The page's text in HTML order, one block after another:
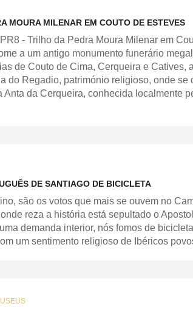
MOURA MILENAR EM COUTO DE ESTEVES
- Trilho da Pedra Moura Milenar em
a um antigo monumento funerário
de Couto de Cima, Cerqueira e Catives,
do Regadio, património religioso, onde se
Anta da Cerqueira, conhecida localmente
DE SANTIAGO DE BICICLETA
são os votos que mais se ouvem no
reza a história está sepultado o
demanda interior, nós fomos de
um sentimento religioso de Ibéricos